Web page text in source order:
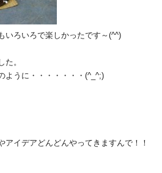
いろいろで楽しかったです～(^^)
。
ように・・・・・・・(^_^;)
アイデアどんどんやってきますんで！！